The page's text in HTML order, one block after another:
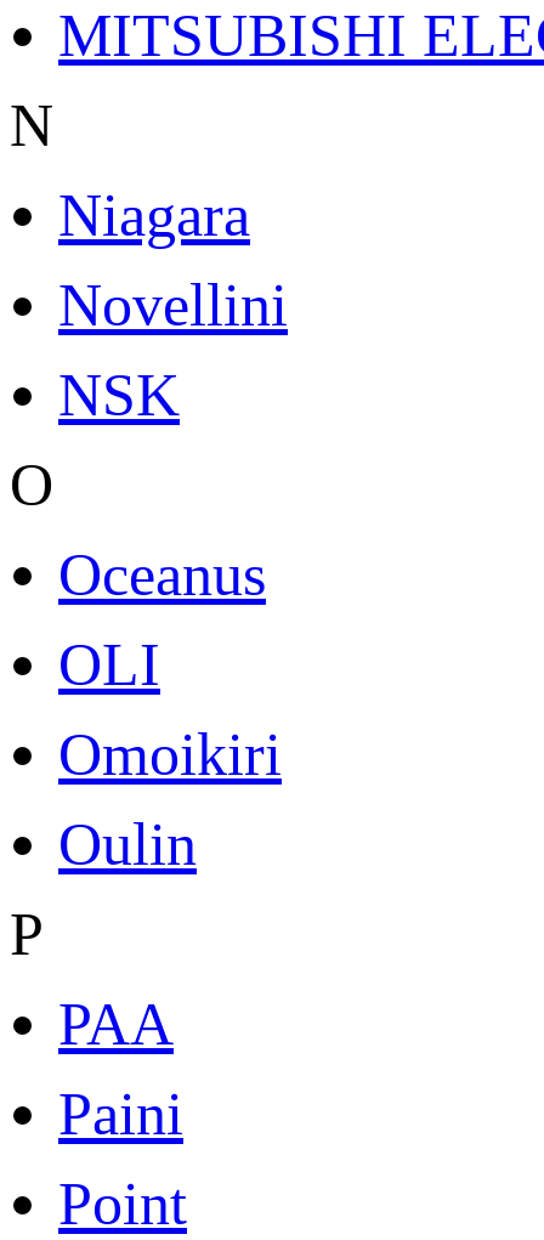
MITSUBISHI
N
Niagara
Novellini
NSK
O
Oceanus
OLI
Omoikiri
Oulin
P
PAA
Paini
Point